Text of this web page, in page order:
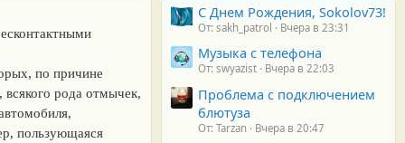
по причине
рода отмычек,
пользующаяся
С Днем Рождения, Sokolov73!
От: sakh_patrol Вчера в 23:31
Музыка с телефона
От: swyazist Вчера в 22:03
Проблема с подключением
блютуза
От: Tarzan Вчера в 20:47